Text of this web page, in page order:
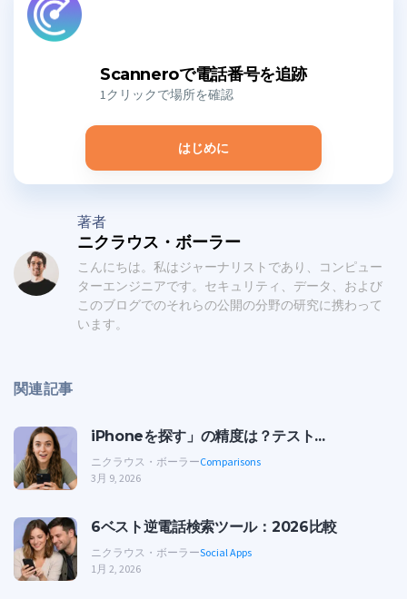
Scanneroで電話番号を追跡
1クリックで場所を確認
はじめに
著者
ニクラウス・ボーラー
こんにちは。私はジャーナリストであり、コンピュー
ターエンジニアです。セキュリティ、データ、および
このブログでのそれらの公開の分野の研究に携わって
います。
関連記事
iPhoneを探す」の精度は？テスト...
ニクラウス・ボーラーComparisons
3月 9, 2026
6ベスト逆電話検索ツール：2026比較
ニクラウス・ボーラーSocial Apps
1月 2, 2026